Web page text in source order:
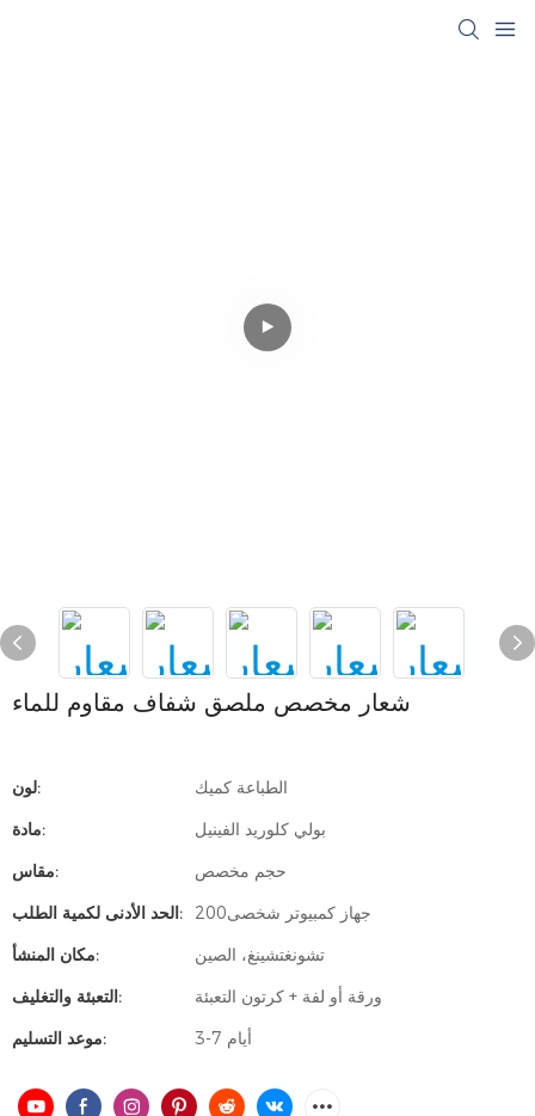
شعار مخصص ملصق شفاف مقاوم للماء
لون:
الطباعة كميك
مادة:
بولي كلوريد الفينيل
مقاس:
حجم مخصص
الحد الأدنى لكمية الطلب:
جهاز كمبيوتر شخصى200
مكان المنشأ:
تشونغتشينغ، الصين
التعبئة والتغليف:
ورقة أو لفة + كرتون التعبئة
موعد التسليم:
3-7 أيام